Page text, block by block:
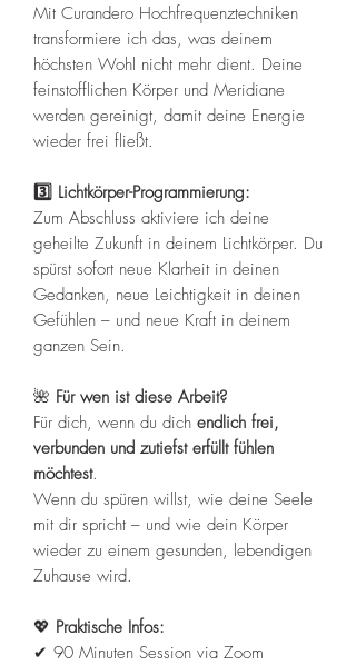
Mit Curandero Hochfrequenztechniken
transformiere ich das, was deinem
höchsten Wohl nicht mehr dient. Deine
feinstofflichen Körper und Meridiane
werden gereinigt, damit deine Energie
wieder frei fließt.
3️⃣ Lichtkörper-Programmierung:
Zum Abschluss aktiviere ich deine
geheilte Zukunft in deinem Lichtkörper. Du
spürst sofort neue Klarheit in deinen
Gedanken, neue Leichtigkeit in deinen
Gefühlen – und neue Kraft in deinem
ganzen Sein.
🌺 Für wen ist diese Arbeit?
Für dich, wenn du dich endlich frei,
verbunden und zutiefst erfüllt fühlen
möchtest.
Wenn du spüren willst, wie deine Seele
mit dir spricht – und wie dein Körper
wieder zu einem gesunden, lebendigen
Zuhause wird.
💖 Praktische Infos:
✔ 90 Minuten Session via Zoom